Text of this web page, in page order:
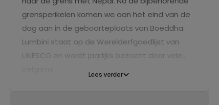
grensperikelen komen we aan het eind van de
dag aan in de geboorteplaats van Boeddha.
Lumbini staat op de Werelderfgoedlijst van
UNESCO en wordt jaarlijks bezocht door vele
Lees verder